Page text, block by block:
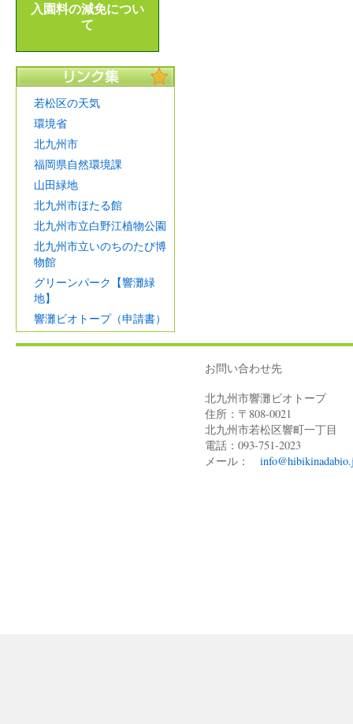
入園料の減免につい
て
若松区の天気
環境省
北九州市
福岡県自然環境課
山田緑地
北九州市ほたる館
北九州市立白野江植物公園
北九州市立いのちのたび博
物館
グリーンパーク【響灘緑
地】
響灘ビオトープ（申請書）
お問い合わせ先
北九州市響灘ビオトープ
住所：〒808-0021
北九州市若松区響町一丁目
電話：093-751-2023
メール：